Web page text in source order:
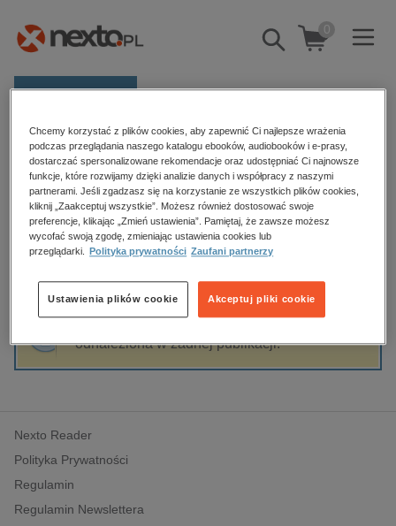
Pokaż/schowaj
wyszukiwarkę
0
E-prasa
Kategorie
Zobacz wszystkie E-prasa
budownictwo, aranżacja wnętrz
biznesowe, branżowe, gospodarka
edukacja
hobby, sport, rozrywka
komputery, internet, technologie, informatyka
polityka, społeczno-informacyjne
psychologiczne
inne
popularno-naukowe
Strona główna Dariusz Prokopowicz
Dariusz Prokopowicz
Sortowanie Filtrowanie
odnaleziona w żadnej publikacji.
Nexto Reader
Polityka Prywatności
Regulamin
Regulamin Newslettera
Chcemy korzystać z plików cookies, aby zapewnić Ci najlepsze wrażenia
podczas przeglądania naszego katalogu ebooków, audiobooków i e-prasy,
dostarczać spersonalizowane rekomendacje oraz udostępniać Ci najnowsze
funkcje, które rozwijamy dzięki analizie danych i współpracy z naszymi
partnerami. Jeśli zgadzasz się na korzystanie ze wszystkich plików cookies,
kliknij „Zaakceptuj wszystkie”. Możesz również dostosować swoje
preferencje, klikając „Zmień ustawienia”. Pamiętaj, że zawsze możesz
wycofać swoją zgodę, zmieniając ustawienia cookies lub
przeglądarki.
Polityka prywatności Zaufani partnerzy
Akceptuj pliki cookie
Ustawienia plików cookie